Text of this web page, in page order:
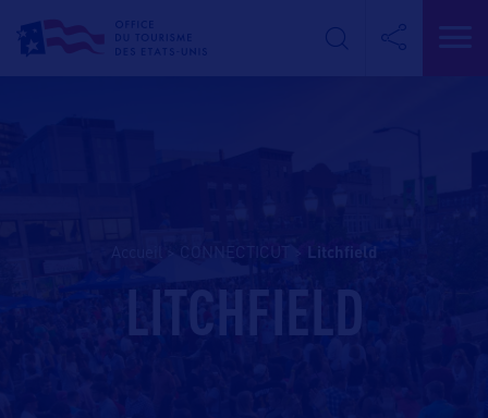
litchfield
LITCHFIELD